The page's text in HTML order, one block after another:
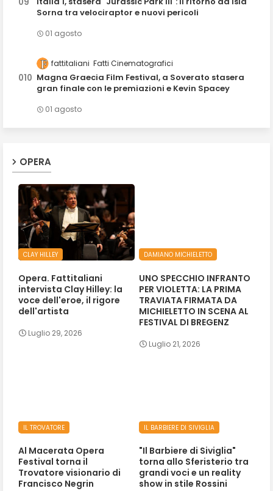
Sorna tra velociraptor e nuovi pericoli
01 agosto
fattitaliani Fatti Cinematografici
Magna Graecia Film Festival, a Soverato stasera
gran finale con le premiazioni e Kevin Spacey
01 agosto
OPERA
CLAY HILLEY
Opera. Fattitaliani
intervista Clay Hilley: la
voce dell'eroe, il rigore
dell'artista
Luglio 29, 2026
DAMIANO MICHIELETTO
UNO SPECCHIO INFRANTO
PER VIOLETTA: LA PRIMA
TRAVIATA FIRMATA DA
MICHIELETTO IN SCENA AL
FESTIVAL DI BREGENZ
Luglio 21, 2026
IL TROVATORE
Al Macerata Opera
Festival torna il
Trovatore visionario di
Francisco Negrin
IL BARBIERE DI SIVIGLIA
"Il Barbiere di Siviglia"
torna allo Sferisterio tra
grandi voci e un reality
show in stile Rossini